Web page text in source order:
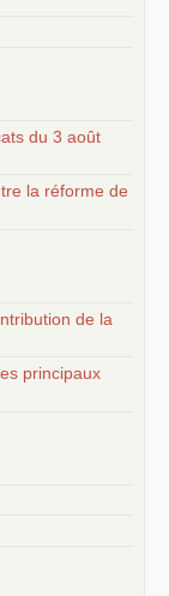
du 3 août
la réforme de
de la
principaux